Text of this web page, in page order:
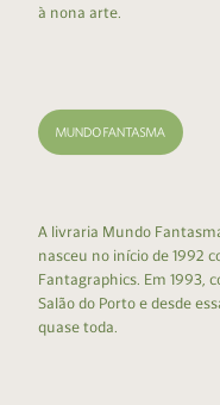
à nona arte.
A livraria Mundo
nasceu no início de 1992
Fantagraphics. Em 1993,
Salão do Porto e desde
quase toda.